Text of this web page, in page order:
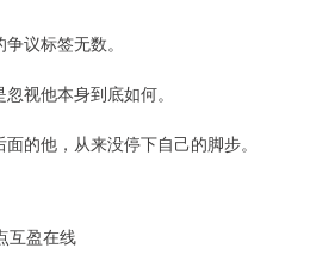
议标签无数。
视他本身到底如何。
的他，从来没停下自己的脚步。
互盈在线